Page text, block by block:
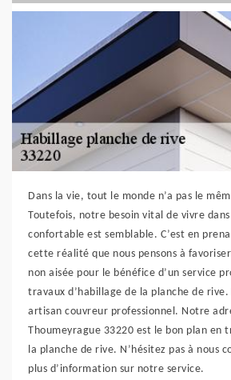
Dans la vie, tout le monde n’a pas le
Toutefois, notre besoin vital de vivre
confortable est semblable. C’est en
cette réalité que nous pensons à
non aisée pour le bénéfice d’un service
travaux d’habillage de la planche de
artisan couvreur professionnel. Notre
Thoumeyrague 33220 est le bon plan en
la planche de rive. N’hésitez pas à nous
plus d’information sur notre service.